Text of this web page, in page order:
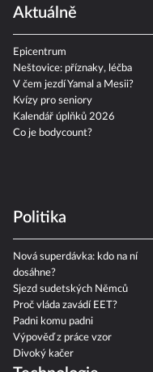
Aktuálně
Epicentrum
Neštovice: příznaky, léčba
V čem jezdí Yamal a Mesii?
Kvízy pro seniory
Kalendář úplňků 2026
Co je bodycount?
Politika
Nová superdávka: kdo na ní
dosáhne?
Sjezd sudetských Němců
Proč vláda zavádí EET?
Padni komu padni
Výpověď z práce vzor
Divoký kačer